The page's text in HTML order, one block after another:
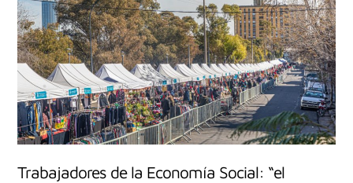
Trabajadores de la Economía Social: “el